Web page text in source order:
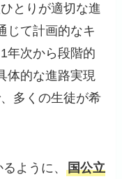
とりが適切な進
じて計画的なキ
年次から段階的
体的な進路実現
多くの生徒が希
るように、国公立